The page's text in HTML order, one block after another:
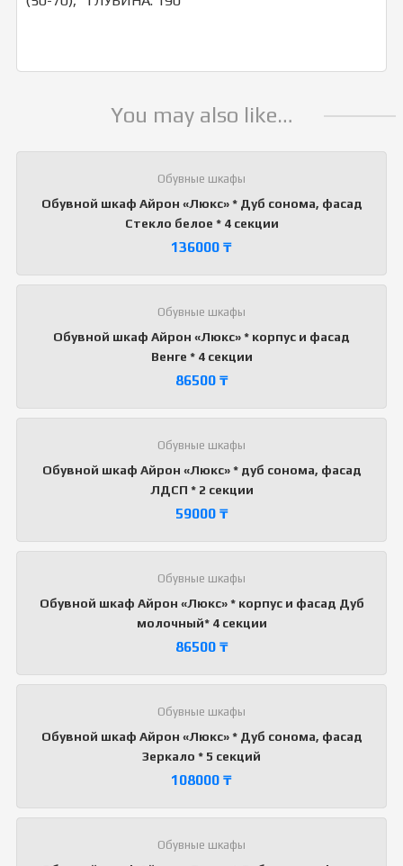
You may also like…
Обувные шкафы
Обувной шкаф Айрон «Люкс» * Дуб сонома, фасад
Стекло белое * 4 секции
136000 ₸
Обувные шкафы
Обувной шкаф Айрон «Люкс» * корпус и фасад
Венге * 4 секции
86500 ₸
Обувные шкафы
Обувной шкаф Айрон «Люкс» * дуб сонома, фасад
ЛДСП * 2 секции
59000 ₸
Обувные шкафы
Обувной шкаф Айрон «Люкс» * корпус и фасад Дуб
молочный* 4 секции
86500 ₸
Обувные шкафы
Обувной шкаф Айрон «Люкс» * Дуб сонома, фасад
Зеркало * 5 секций
108000 ₸
Обувные шкафы